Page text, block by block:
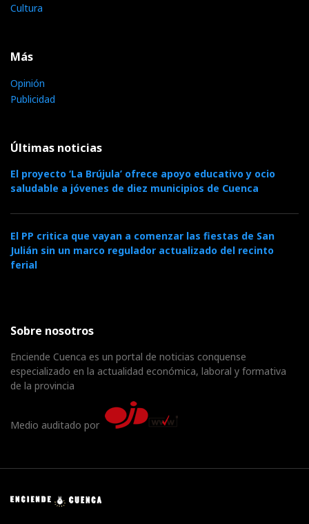
Cultura
Más
Opinión
Publicidad
Últimas noticias
El proyecto ‘La Brújula’ ofrece apoyo educativo y ocio
saludable a jóvenes de diez municipios de Cuenca
El PP critica que vayan a comenzar las fiestas de San
Julián sin un marco regulador actualizado del recinto
ferial
Sobre nosotros
Enciende Cuenca es un portal de noticias conquense
especializado en la actualidad económica, laboral y formativa
de la provincia
Medio auditado por